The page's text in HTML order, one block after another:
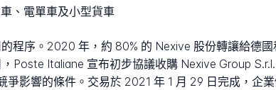
、電單車及小型貨車
程序。2020 年，約 80% 的 Nexive 股份轉讓給德
Poste Italiane 宣布初步協議收購 Nexive Group
影響的條件。交易於 2021 年 1 月 29 日完成，企